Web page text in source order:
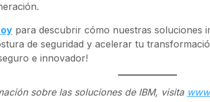
para descubrir cómo nuestras soluciones
de seguridad y acelerar tu
e innovador!
sobre las soluciones de IBM, visita